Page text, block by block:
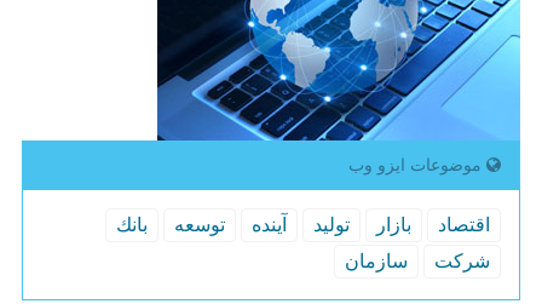
موضوعات ایزو وب
اقتصاد بازار تولید آینده توسعه
بانك
شركت
سازمان